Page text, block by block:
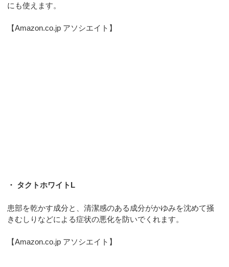
にも使えます。
【Amazon.co.jp アソシエイト】
・ タクトホワイトL
患部を乾かす成分と、清潔感のある成分がかゆみを沈めて掻
きむしりなどによる症状の悪化を防いでくれます。
【Amazon.co.jp アソシエイト】